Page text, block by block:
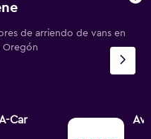
de arriendo de vans en
Oregón
Car